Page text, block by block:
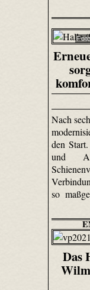
Nach
den
und
so
Das